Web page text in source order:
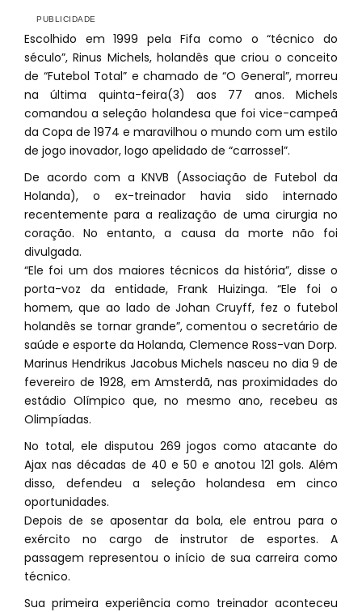
Escolhido em 1999 pela Fifa como o “técnico do
século”, Rinus Michels, holandês que criou o conceito
de “Futebol Total” e chamado de “O General”, morreu
na última quinta-feira(3) aos 77 anos. Michels
comandou a seleção holandesa que foi vice-campeã
da Copa de 1974 e maravilhou o mundo com um estilo
de jogo inovador, logo apelidado de “carrossel”.
De acordo com a KNVB (Associação de Futebol da
Holanda), o ex-treinador havia sido internado
recentemente para a realização de uma cirurgia no
coração. No entanto, a causa da morte não foi
divulgada.
“Ele foi um dos maiores técnicos da história”, disse o
porta-voz da entidade, Frank Huizinga. “Ele foi o
homem, que ao lado de Johan Cruyff, fez o futebol
holandês se tornar grande”, comentou o secretário de
saúde e esporte da Holanda, Clemence Ross-van Dorp.
Marinus Hendrikus Jacobus Michels nasceu no dia 9 de
fevereiro de 1928, em Amsterdã, nas proximidades do
estádio Olímpico que, no mesmo ano, recebeu as
Olimpíadas.
No total, ele disputou 269 jogos como atacante do
Ajax nas décadas de 40 e 50 e anotou 121 gols. Além
disso, defendeu a seleção holandesa em cinco
oportunidades.
Depois de se aposentar da bola, ele entrou para o
exército no cargo de instrutor de esportes. A
passagem representou o início de sua carreira como
técnico.
Sua primeira experiência como treinador aconteceu